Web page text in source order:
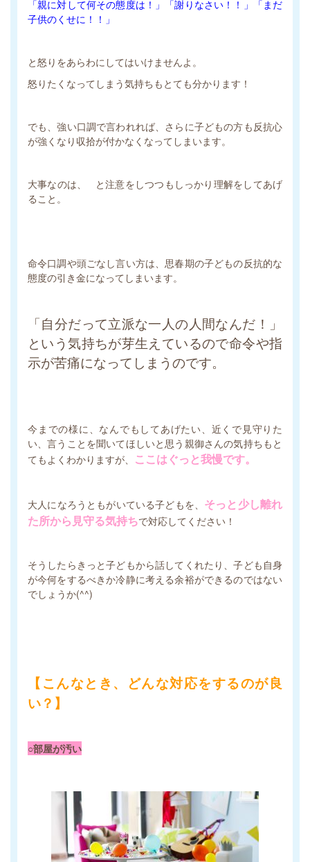
「親に対して何その態度は！」「謝りなさい！！」「まだ
子供のくせに！！」
と怒りをあらわにしてはいけませんよ。
怒りたくなってしまう気持ちもとても分かります！
でも、強い口調で言われれば、さらに子どもの方も反抗心
が強くなり収拾が付かなくなってしまいます。
大事なのは、 と注意をしつつもしっかり理解をしてあげ
ること。
命令口調や頭ごなし言い方は、思春期の子どもの反抗的な
態度の引き金になってしまいます。
「自分だって立派な一人の人間なんだ！」
という気持ちが芽生えているので命令や指
示が苦痛になってしまうのです。
今までの様に、なんでもしてあげたい、近くで見守りた
い、言うことを聞いてほしいと思う親御さんの気持ちもと
てもよくわかりますが、 ここはぐっと我慢です。
大人になろうともがいている子どもを、 そっと少し離れ
た所から見守る気持ちで対応してください！
そうしたらきっと子どもから話してくれたり、子ども自身
が今何をするべきか冷静に考える余裕ができるのではない
でしょうか(^^)
【こんなとき、どんな対応をするのが良
い？】
○部屋が汚い